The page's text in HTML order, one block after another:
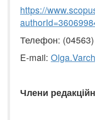
https://www.
authorId
Телефон:
E-mail:
Члени